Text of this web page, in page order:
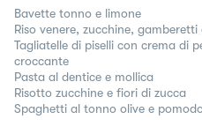
Bavette tonno e limone
Riso venere, zucchine, gamberetti
Tagliatelle di piselli con crema di
croccante
Pasta al dentice e mollica
Risotto zucchine e fiori di zucca
Spaghetti al tonno olive e